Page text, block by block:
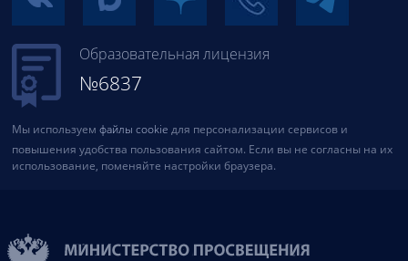
Образовательная лицензия
№6837
Мы используем файлы cookie для персонализации сервисов и
повышения удобства пользования сайтом. Если вы не согласны на их
использование, поменяйте настройки браузера.